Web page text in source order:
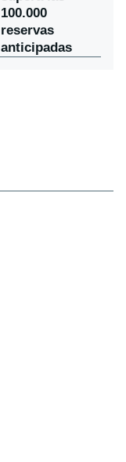
100.000
reservas
anticipadas